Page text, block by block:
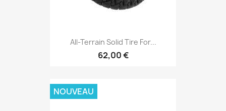
All-Terrain Solid Tire For...
62,00 €
NOUVEAU